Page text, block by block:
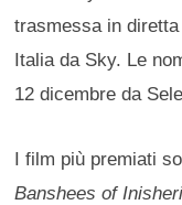
trasmessa in
Italia da Sky. Le
12 dicembre da
I film più premiati
Banshees of